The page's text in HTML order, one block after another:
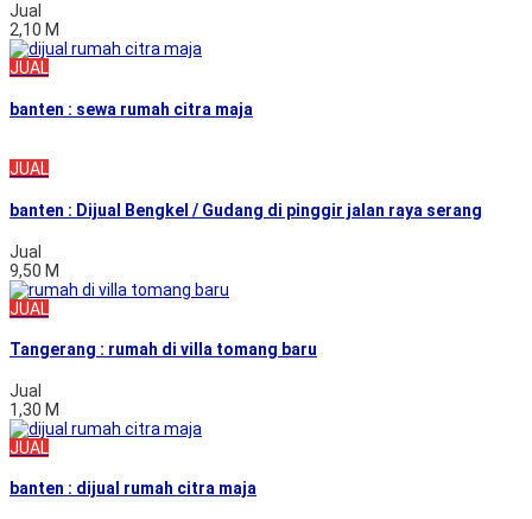
Jual
2,10 M
JUAL
banten : sewa rumah citra maja
JUAL
banten : Dijual Bengkel / Gudang di pinggir jalan raya serang
Jual
9,50 M
JUAL
Tangerang : rumah di villa tomang baru
Jual
1,30 M
JUAL
banten : dijual rumah citra maja